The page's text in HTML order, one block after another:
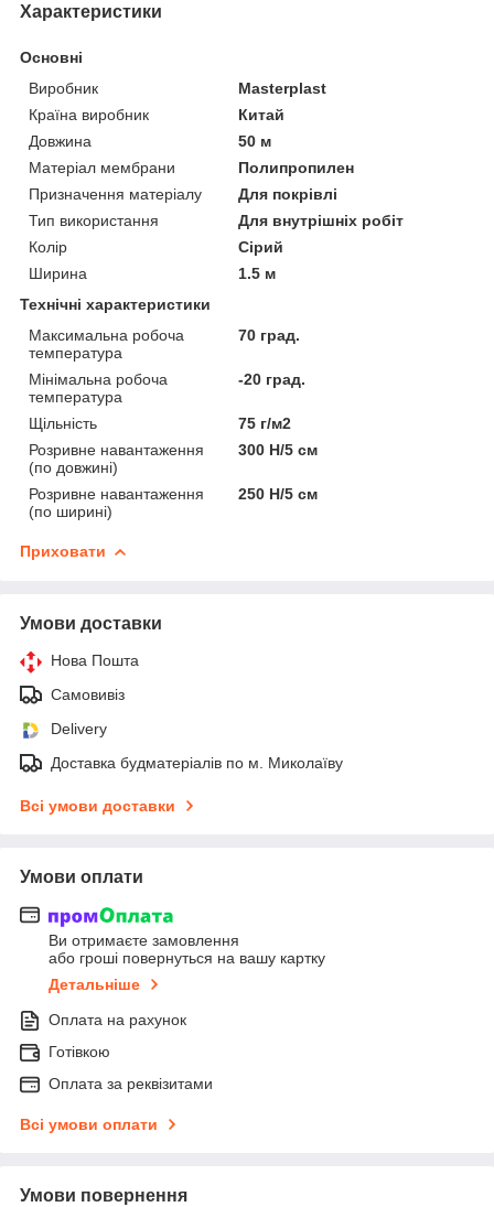
Характеристики
Основні
Виробник
Masterplast
Країна виробник
Китай
Довжина
50 м
Матеріал мембрани
Полипропилен
Призначення матеріалу
Для покрівлі
Тип використання
Для внутрішніх робіт
Колір
Сірий
Ширина
1.5 м
Технічні характеристики
Максимальна робоча
температура
70 град.
Мінімальна робоча
температура
-20 град.
Щільність
75 г/м2
Розривне навантаження
(по довжині)
300 Н/5 см
Розривне навантаження
(по ширині)
250 Н/5 см
Приховати
Умови доставки
Нова Пошта
Самовивіз
Delivery
Доставка будматеріалів по м. Миколаїву
Всі умови доставки
Умови оплати
Ви отримаєте замовлення
або гроші повернуться на вашу картку
Детальніше
Оплата на рахунок
Готівкою
Оплата за реквізитами
Всі умови оплати
Умови повернення